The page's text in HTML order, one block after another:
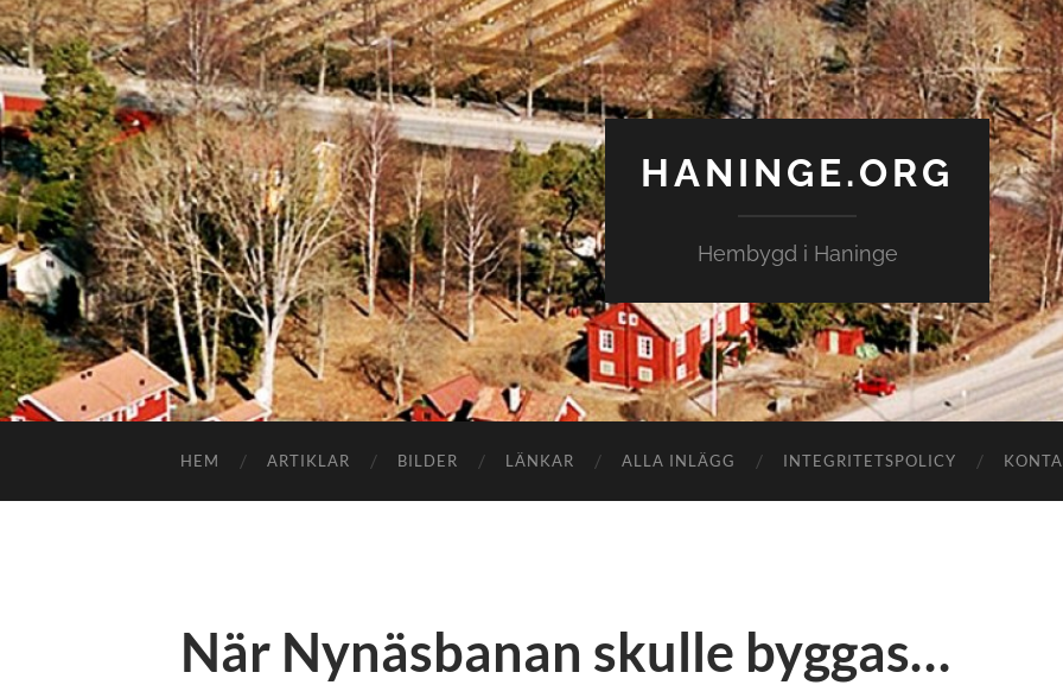
HANINGE.ORG
Hembygd i Haninge
HEM ARTIKLAR BILDER LÄNKAR ALLA INLÄGG INTEGRITETSPOLICY
När Nynäsbanan skulle byggas…